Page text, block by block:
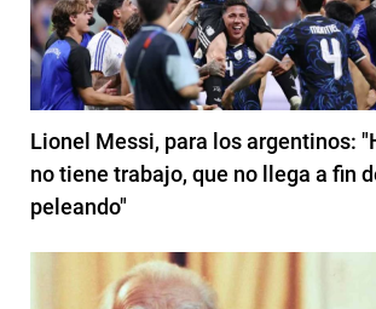
Lionel Messi, para los argentinos:
no tiene trabajo, que no llega a fin
peleando"